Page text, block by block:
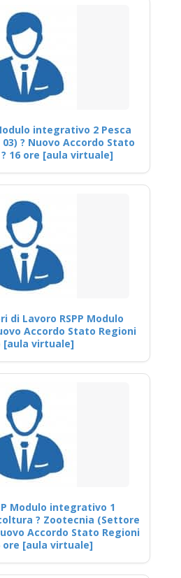
integrativo 2 Pesca
? Nuovo Accordo Stato
? 16 ore [aula virtuale]
di Lavoro RSPP Modulo
Accordo Stato Regioni
[aula virtuale]
Modulo integrativo 1
? Zootecnia (Settore
Accordo Stato Regioni
ore [aula virtuale]